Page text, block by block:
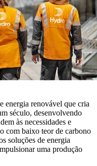
energia renovável que cria
século, desenvolvendo
às necessidades e
com baixo teor de carbono
soluções de energia
uma produção